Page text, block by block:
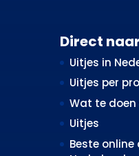
Direct naar
Uitjes in
Uitjes per
Wat te
Uitjes
Beste online